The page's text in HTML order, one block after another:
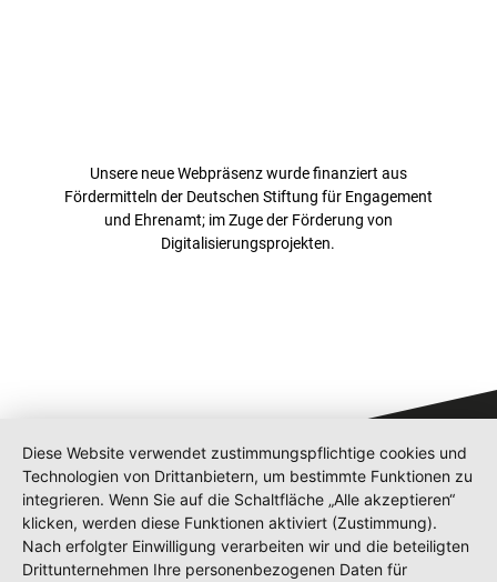
Unsere neue Webpräsenz wurde finanziert aus
Fördermitteln der Deutschen Stiftung für Engagement
und Ehrenamt; im Zuge der Förderung von
Digitalisierungsprojekten.
Diese Website verwendet zustimmungspflichtige cookies und
Technologien von Drittanbietern, um bestimmte Funktionen zu
integrieren. Wenn Sie auf die Schaltfläche „Alle akzeptieren“
klicken, werden diese Funktionen aktiviert (Zustimmung).
Nach erfolgter Einwilligung verarbeiten wir und die beteiligten
Drittunternehmen Ihre personenbezogenen Daten für